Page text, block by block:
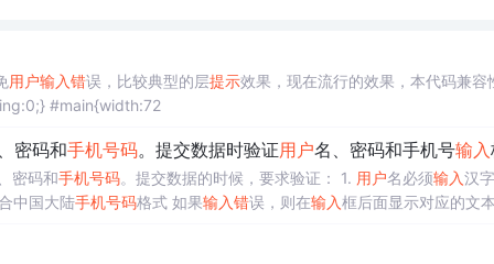
用户输入错误，比较典型的层提示效果，现在流行的效果，本代码兼容
#main{width:72
密码和手机号码。提交数据时验证用户名、密码和手机号输入
密码和手机号码。提交数据的时候，要求验证： 1. 用户名必须输入汉
中国大陆手机号码格式 如果输入错误，则在输入框后面显示对应的文本